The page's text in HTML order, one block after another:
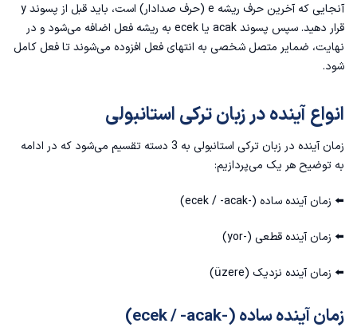
سوالات متداول
آنجایی که آخرین حرف ریشه e (حرف صدادار) است، باید قبل از پسوند y
قرار دهید. سپس پسوند acak یا ecek به ریشه فعل اضافه می‌شود و در
نهایت، ضمایر متصل شخصی به انتهای فعل افزوده می‌شوند تا فعل کامل
شود.
انواع آینده در زبان ترکی استانبولی
زمان آینده در زبان ترکی استانبولی به 3 دسته تقسیم می‌شود که در ادامه
به توضیح هر یک می‌پردازیم:
⬅️ زمان آینده ساده (-ecek / -acak)
⬅️ زمان آینده قطعی (-yor)
⬅️ زمان آینده نزدیک (üzere)
زمان آینده ساده (-ecek / -acak)